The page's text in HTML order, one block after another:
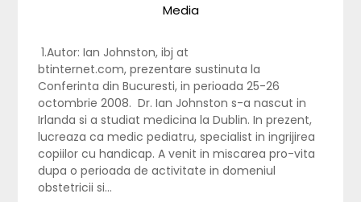
Media
1.Autor: Ian Johnston, ibj at
btinternet.com, prezentare sustinuta la
Conferinta din Bucuresti, in perioada 25-26
octombrie 2008. Dr. Ian Johnston s-a nascut in
Irlanda si a studiat medicina la Dublin. In prezent,
lucreaza ca medic pediatru, specialist in ingrijirea
copiilor cu handicap. A venit in miscarea pro-vita
dupa o perioada de activitate in domeniul
obstetricii si…